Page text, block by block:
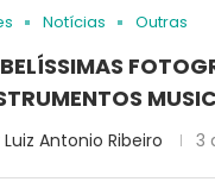
Notícias Outras
Luiz Antonio Ribeiro 3